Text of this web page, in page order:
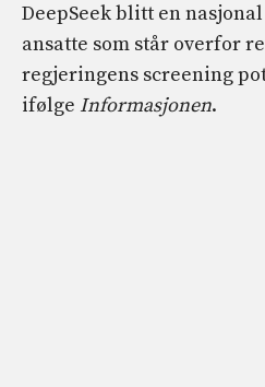
DeepSeek blitt en
ansatte som står overfor
regjeringens screening
ifølge Informasjonen.